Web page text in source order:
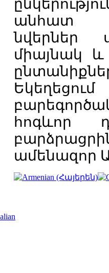
անհատ
նվերներ
միայնակ
հոգևոր
ամենազոր